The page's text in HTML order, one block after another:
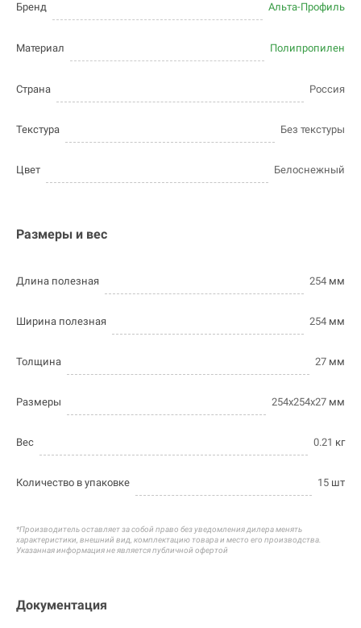
Бренд Альта-Профиль
Материал Полипропилен
Страна Россия
Текстура Без текстуры
Цвет Белоснежный
Размеры и вес
Длина полезная 254 мм
Ширина полезная 254 мм
Толщина 27 мм
Размеры 254х254х27 мм
Вес 0.21 кг
Количество в упаковке 15 шт
*Производитель оставляет за собой право без уведомления дилера менять
характеристики, внешний вид, комплектацию товара и место его производства.
Указанная информация не является публичной офертой
Документация